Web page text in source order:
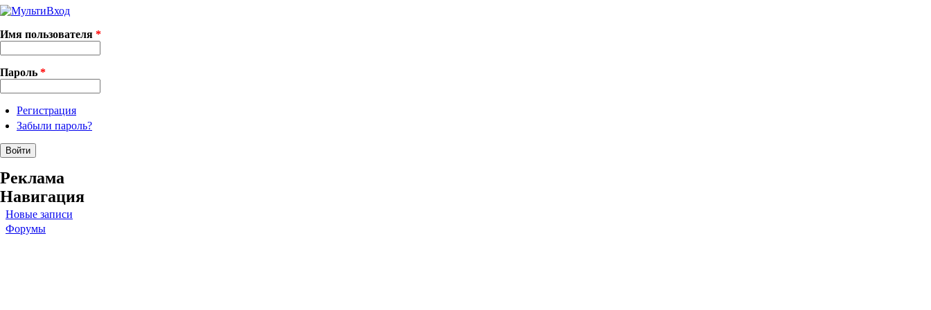
Имя пользователя *
Пароль *
Регистрация
Забыли пароль?
Реклама
Навигация
Новые записи
Форумы